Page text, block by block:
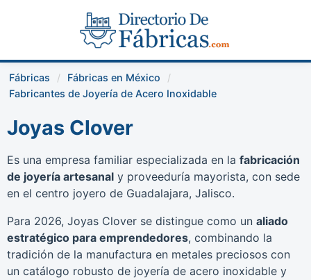
Fábricas
Fábricas en México
Fabricantes de Joyería de Acero Inoxidable
Joyas Clover
Es una empresa familiar especializada en la fabricación
de joyería artesanal y proveeduría mayorista, con sede
en el centro joyero de Guadalajara, Jalisco.
Para 2026, Joyas Clover se distingue como un aliado
estratégico para emprendedores, combinando la
tradición de la manufactura en metales preciosos con
un catálogo robusto de joyería de acero inoxidable y